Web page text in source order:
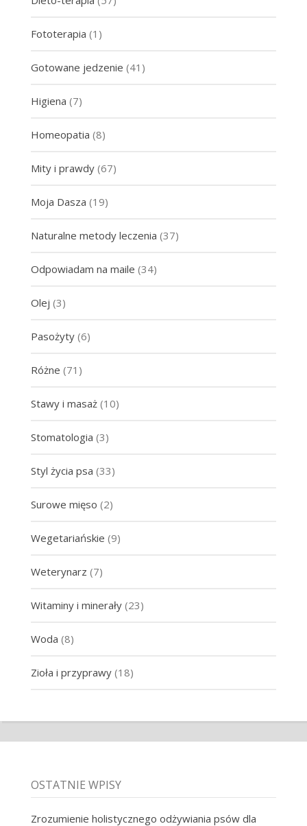
Fototerapia (1)
Gotowane jedzenie (41)
Higiena (7)
Homeopatia (8)
Mity i prawdy(67)
Moja Dasza (19)
Naturalne metody leczenia (37)
Odpowiadam na maile (34)
Olej (3)
Pasożyty(6)
Różne (71)
Stawy i masaż(10)
Stomatologia (3)
Styl życia psa (33)
Surowe mięso (2)
Wegetariańskie (9)
Weterynarz (7)
Witaminy i minerały(23)
Woda (8)
Zioła i przyprawy(18)
OSTATNIE WPISY
Zrozumienie holistycznego odżywiania psów dla